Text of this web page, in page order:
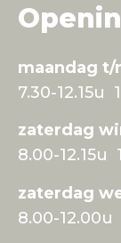
maandag
7.30-12.15u
zaterdag
8.00-12.15u
zaterdag
8.00-12.00u